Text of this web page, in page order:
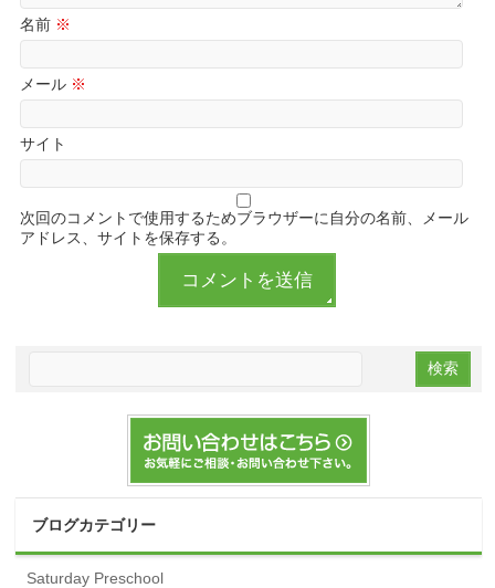
名前 ※
メール ※
サイト
次回のコメントで使用するためブラウザーに自分の名前、メール
アドレス、サイトを保存する。
ブログカテゴリー
Saturday Preschool